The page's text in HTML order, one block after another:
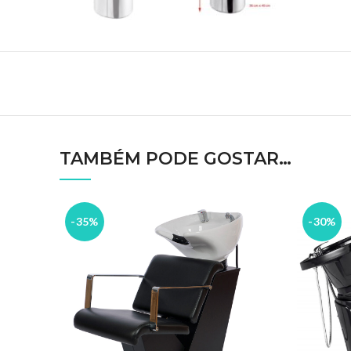
TAMBÉM PODE GOSTAR…
-35% -30%